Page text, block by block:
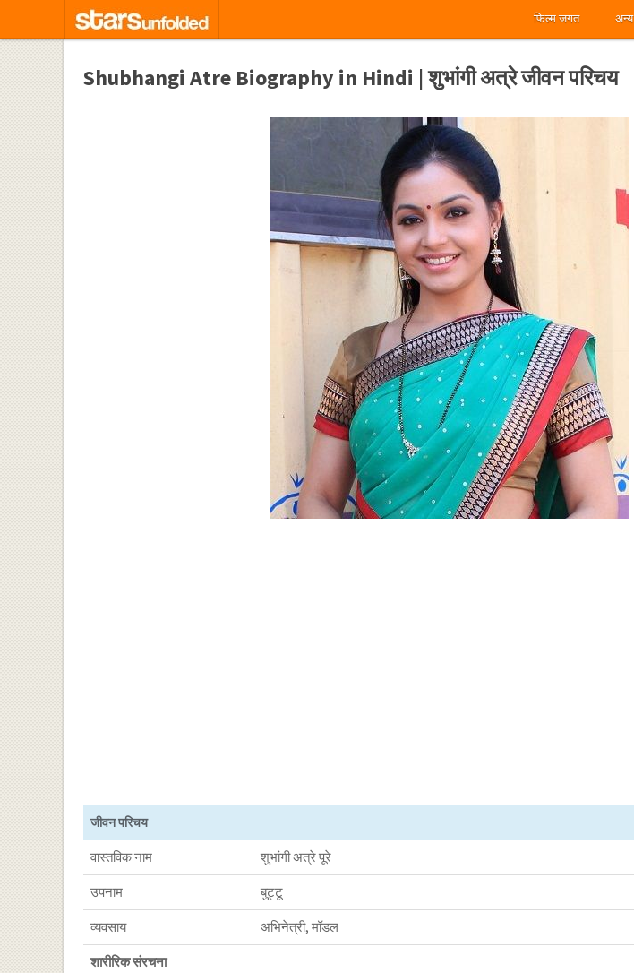
फिल्म जगत अन्य
Shubhangi Atre Biography in Hindi | शुभांगी अत्रे जीवन परिचय
जीवन परिचय
वास्तविक नाम शुभांगी अत्रे पूरे
उपनाम बुट्टू
व्यवसाय अभिनेत्री, मॉडल
शारीरिक संरचना